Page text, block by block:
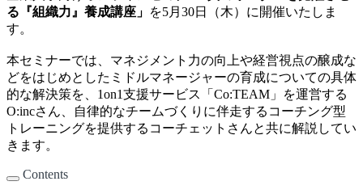
る『組織力』養成講座」 を5月30日（木）に開催いたしま
す。
本セミナーでは、マネジメント力の向上や経営視点の醸成な
どをはじめとしたミドルマネージャーの育成についての具体
的な解決策を、1on1支援サービス「Co:TEAM」を運営する
O:incさん、自律的なチームづくりに伴走するコーチング型
トレーニングを提供するコーチェットさんと共に解説してい
きます。
Contents